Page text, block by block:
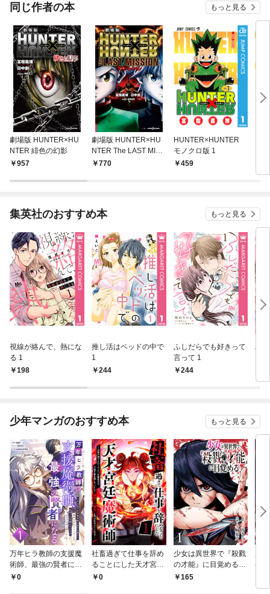
同じ作者の本 もっと見る
劇場版 HUNTER×HU
NTER 緋色の幻影
￥957
劇場版 HUNTER×HU
NTER The LAST MISS
ION
￥770
HUNTER×HUNTER
モノクロ版 1
￥459
集英社のおすすめ本 もっと見る
視線が絡んで、熱にな
る 1
￥198
推し活はベッドの中で
1
￥244
ふしだらでも好きって
言って 1
￥244
パ
少年マンガのおすすめ本 もっと見る
万年ヒラ教師の支援魔
術師、最強の賢者にな
る～不人気の支援魔術
￥0
社畜過ぎて仕事を辞め
ることにした天才宮廷
魔術師～辺境の地でス
￥0
少女は異世界で『殺戮
の才能』に目覚める
(話売り) #1
￥165
者